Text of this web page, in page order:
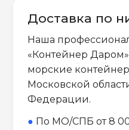
Доставка по
Наша
«Контейнер
морские
Московской
Федерации.
● По МО/СПБ от 8